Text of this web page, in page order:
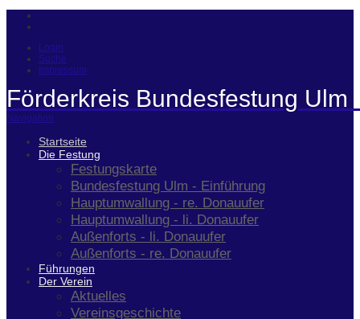
Login
Suche
Impressum
Förderkreis Bundesfestung Ulm
Navigation
Startseite
Die Festung
Festungskarte
Bundesfestung Ulm - Einführung
Hauptumwallung - re. Donauufer
Hauptumwallung - li. Donauufer
Außenforts - li. Donauufer
Außenforts - re. Donauufer
Führungen
Der Verein
Aktuelles
Vereinsgeschichte